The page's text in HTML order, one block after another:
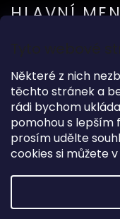
Tyto webové
Některé z nich
těchto stránek a
rádi bychom
pomohou s lepším
prosím udělte
cookies si můžete
HLAVNÍ
Na svatbu
Dárkové předměty
Módní doplňky
O nás